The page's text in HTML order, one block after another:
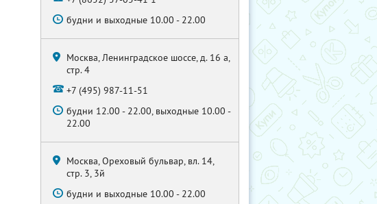
будни и выходные 10.00 - 22.00
Москва, Ленинградское шоссе, д. 16 а,
стр. 4
+7 (495) 987-11-51
будни 12.00 - 22.00, выходные 10.00 -
22.00
Москва, Ореховый бульвар, вл. 14,
стр. 3, 3й
будни и выходные 10.00 - 22.00